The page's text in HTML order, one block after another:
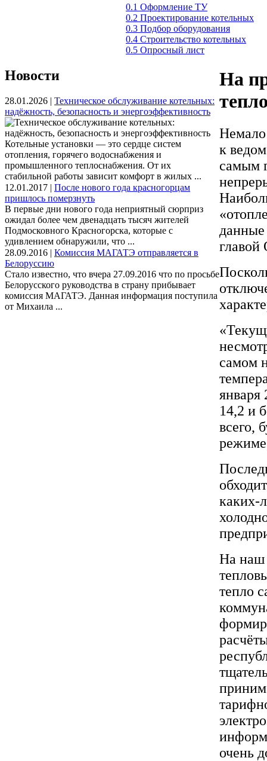
0.1 Оформление ТУ
0.2 Проектирование котельных
0.3 Подбор оборудования
0.4 Строительство котельных
0.5 Опросный лист
Новости
28.01.2026 | Техническое обслуживание котельных:
надёжность, безопасность и энергоэффективность
Котельные установки — это сердце систем
отопления, горячего водоснабжения и
промышленного теплоснабжения. От их
стабильной работы зависит комфорт в жилых ...
12.01.2017 | После нового года красногорцам
пришлось померзнуть
В первые дни нового года неприятный сюрприз
ожидал более чем двенадцать тысяч жителей
Подмосковного Красногорска, которые с
удивлением обнаружили, что ...
28.09.2016 | Комиссия МАГАТЭ отправляется в
Белоруссию
Стало известно, что вчера 27.09.2016 что по просьбе
Белорусского руководства в страну прибывает
комиссия МАГАТЭ. Данная информация поступила
от Михаила ...
На
Немало
к
самым
главой
самом
января
14,2 и
всего,
каких-
На наш
тепло
очень